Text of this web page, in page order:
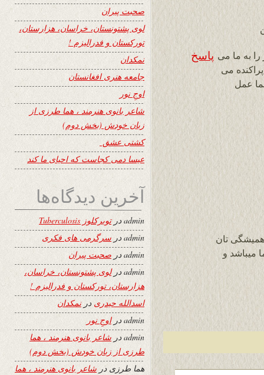
را به ما می
می
عمل
پاسخ
تان
میباشد و
صحبت پیران
لوی پشتونستان، خراسان، هزارستان،
تورکستان و فدرالیزم !
نمکدان
جامعه هنری افغانستان
اوجِ نور
شاعر بانوی هنرمند ، هما طرزی از
زبان خودش (بخش دوم)
کشتی عشق
عیسا دمی کجاست که احیای ما کند
آخرین دیدگاه‌ها
adminدرتوبرکلوز Tuberculosis
admin در سرگرمی های فکری
admin در صحبت پیران
adminدرلوی پشتونستان، خراسان،
هزارستان، تورکستان و فدرالیزم !
اسدالله حیدری درنمکدان
adminدراوجِ نور
adminدر شاعر بانوی هنرمند ، هما
طرزی از زبان خودش (بخش دوم)
هما طرزی در شاعر بانوی هنرمند ، هما